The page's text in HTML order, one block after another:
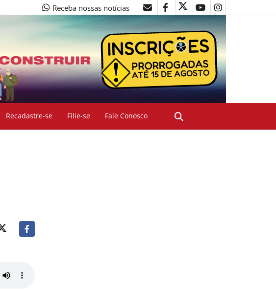
Receba nossas notícias
Recadastre-se Filie-se Fale Conosco